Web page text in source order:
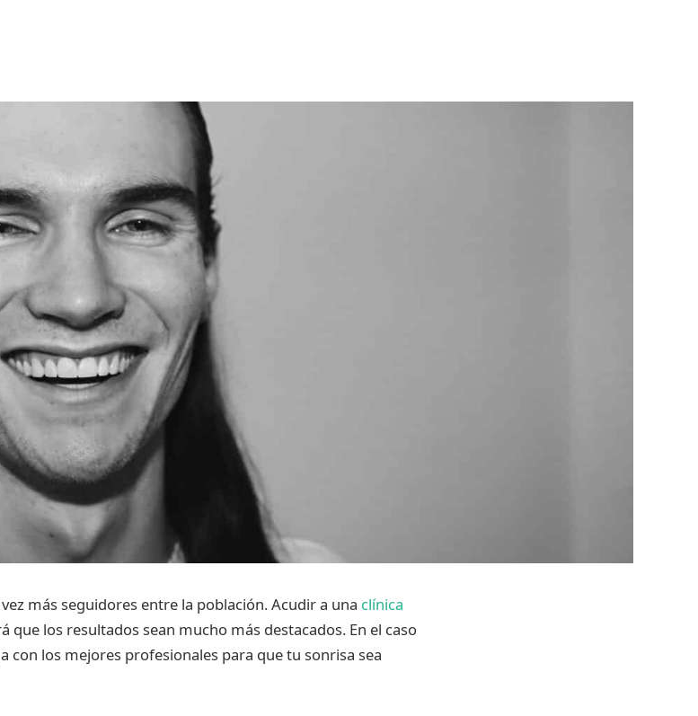
más seguidores entre la población. Acudir a una clínica
que los resultados sean mucho más destacados. En el caso
con los mejores profesionales para que tu sonrisa sea